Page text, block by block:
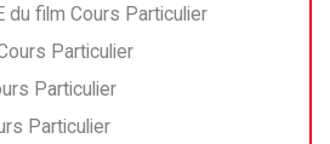
du film Cours Particulier
Particulier
Particulier
Particulier